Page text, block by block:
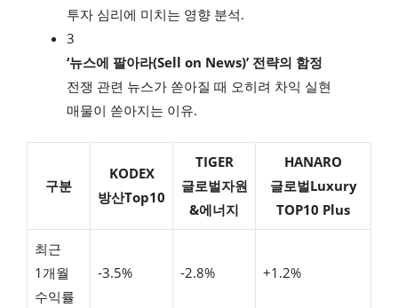
투자 심리에 미치는 영향 분석.
3
‘뉴스에 팔아라(Sell on News)’ 전략의 함정
전쟁 관련 뉴스가 쏟아질 때 오히려 차익 실현
매물이 쏟아지는 이유.
구분
KODEX
방산Top10
TIGER
글로벌자원
&에너지
HANARO
글로벌Luxury
TOP10 Plus
최근
1개월
수익률
-3.5% -2.8% +1.2%